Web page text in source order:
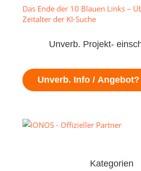
Das Ende der 10 Blauen Links –
Zeitalter der KI-Suche
Unverb. Projekt-
Unverb. Info / Angebot?
Kategorien